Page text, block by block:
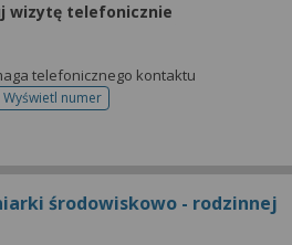
wizytę telefonicznie
telefonicznego kontaktu
Wyświetl numertelefonu do rejestracji
środowiskowo - rodzinnej